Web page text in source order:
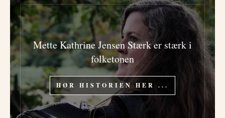
Mette Kathrine Jensen Stærk er stærk i
folketonen
HØR HISTORIEN HER ...